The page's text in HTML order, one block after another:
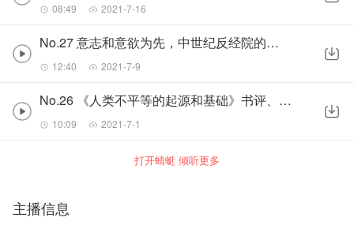
08:49 2021-7-16
No.27 意志和意欲为先，中世纪反经院的序幕
12:40 2021-7-9
No.26 《人类不平等的起源和基础》书评、笔记（一）
10:09 2021-7-1
打开蜻蜓 倾听更多
主播信息